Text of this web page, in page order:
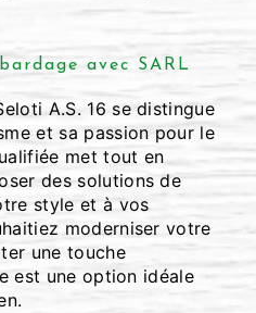
avec SARL
A.S. 16 se distingue
et sa passion pour le
met tout en
des solutions de
style et à vos
moderniser votre
une touche
est une option idéale